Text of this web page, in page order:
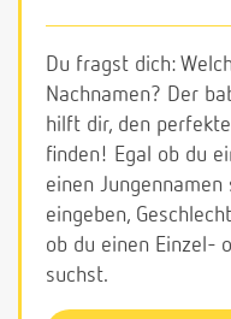
Du fragst dich:
Nachnamen? Der
hilft dir, den
finden! Egal ob du
einen
eingeben,
ob du einen Einzel-
suchst.